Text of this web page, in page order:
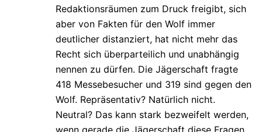
Redaktionsräumen zum Druck freigibt, sich
aber von Fakten für den Wolf immer
deutlicher distanziert, hat nicht mehr das
Recht sich überparteilich und unabhängig
nennen zu dürfen. Die Jägerschaft fragte
418 Messebesucher und 319 sind gegen den
Wolf. Repräsentativ? Natürlich nicht.
Neutral? Das kann stark bezweifelt werden,
wenn gerade die Jägerschaft diese Fragen